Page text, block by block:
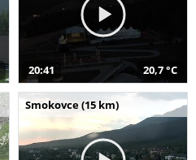
20:41 20,7 °C
Smokovce (15 km)